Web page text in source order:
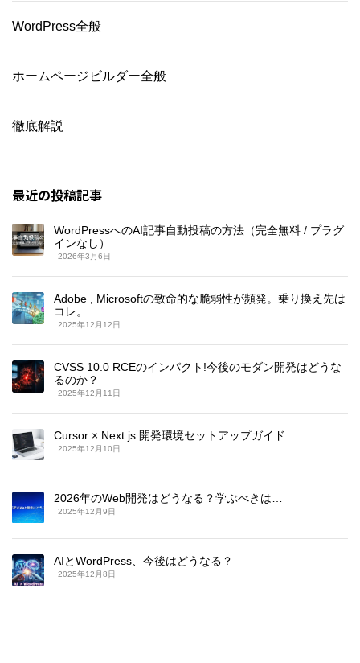
WordPress全般
ホームページビルダー全般
徹底解説
最近の投稿記事
WordPressへのAI記事自動投稿の方法（完全無料 / プラグ
インなし）
2026年3月6日
Adobe , Microsoftの致命的な脆弱性が頻発。乗り換え先は
コレ。
2025年12月12日
CVSS 10.0 RCEのインパクト!今後のモダン開発はどうな
るのか？
2025年12月11日
Cursor × Next.js 開発環境セットアップガイド
2025年12月10日
2026年のWeb開発はどうなる？学ぶべきは…
2025年12月9日
AIとWordPress、今後はどうなる？
2025年12月8日